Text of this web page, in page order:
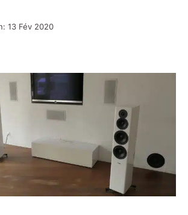
13 Fév 2020